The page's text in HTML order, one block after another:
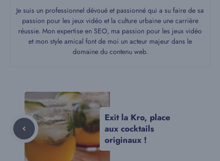
Je suis un professionnel dévoué et passionné qui a su faire de sa
passion pour les jeux vidéo et la culture urbaine une carrière
réussie. Mon expertise en SEO, ma passion pour les jeux vidéo
et mon style amical font de moi un acteur majeur dans le
domaine du contenu web.
Exit la Kro, place
aux cocktails
originaux !